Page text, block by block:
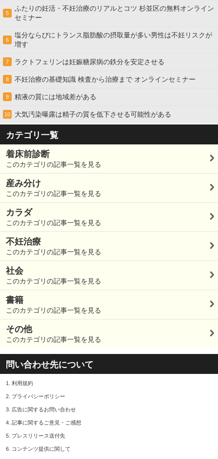
5
ふたりの妊活・不妊治療のリアルとコツ 杉並区の無料オンライン
セミナー
6
塩分ならびにトランス脂肪酸の摂取量が多い男性は不妊リスクが
増す
7 ラクトフェリンは妊娠糖尿病の鉄分を安定させる
8 不妊治療の基礎知識 検査から治療まで オンラインセミナー
9 精液の質には地域差がある
10 大気汚染曝露は精子の質を低下させる可能性がある
カテゴリ一覧
着床前診断
このカテゴリの記事一覧を見る
産み分け
このカテゴリの記事一覧を見る
カラダ
このカテゴリの記事一覧を見る
不妊治療
このカテゴリの記事一覧を見る
社会
このカテゴリの記事一覧を見る
書籍
このカテゴリの記事一覧を見る
その他
このカテゴリの記事一覧を見る
問い合わせ先について
1. 利用規約
2. プライバシーポリシー
3. 広告に関するお問い合わせ
4. 記事に関するご意見・ご感想
5. プレスリリース送付先
6. コンテンツ提供に関して